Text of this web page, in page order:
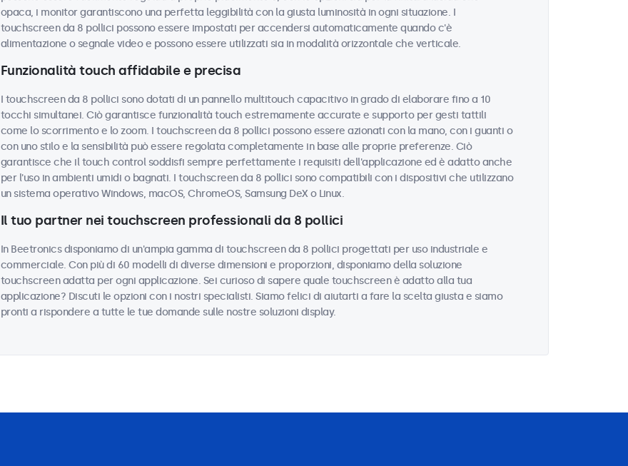
opaca, i monitor garantiscono una perfetta leggibilità con la giusta luminosità in ogni situazione. I
touchscreen da 8 pollici possono essere impostati per accendersi automaticamente quando c'è
alimentazione o segnale video e possono essere utilizzati sia in modalità orizzontale che verticale.
Funzionalità touch affidabile e precisa
I touchscreen da 8 pollici sono dotati di un pannello multitouch capacitivo in grado di elaborare fino a 10
tocchi simultanei. Ciò garantisce funzionalità touch estremamente accurate e supporto per gesti tattili
come lo scorrimento e lo zoom. I touchscreen da 8 pollici possono essere azionati con la mano, con i guanti o
con uno stilo e la sensibilità può essere regolata completamente in base alle proprie preferenze. Ciò
garantisce che il touch control soddisfi sempre perfettamente i requisiti dell'applicazione ed è adatto anche
per l'uso in ambienti umidi o bagnati. I touchscreen da 8 pollici sono compatibili con i dispositivi che utilizzano
un sistema operativo Windows, macOS, ChromeOS, Samsung DeX o Linux.
Il tuo partner nei touchscreen professionali da 8 pollici
In Beetronics disponiamo di un'ampia gamma di touchscreen da 8 pollici progettati per uso industriale e
commerciale. Con più di 60 modelli di diverse dimensioni e proporzioni, disponiamo della soluzione
touchscreen adatta per ogni applicazione. Sei curioso di sapere quale touchscreen è adatto alla tua
applicazione? Discuti le opzioni con i nostri specialisti. Siamo felici di aiutarti a fare la scelta giusta e siamo
pronti a rispondere a tutte le tue domande sulle nostre soluzioni display.